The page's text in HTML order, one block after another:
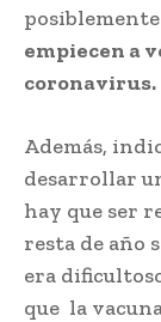
posiblemente
empiecen a
coronavirus.
Además,
desarrollar
hay que ser
resta de año
era
que la